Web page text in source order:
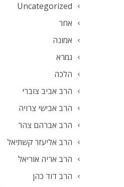
Uncategorized
אחר
אמונה
גמרא
הלכה
הרב אביב צוברי
הרב אבישי צרויה
הרב אברהם צהר
הרב אליעזר קשתיאל
הרב אריה אוריאל
הרב דוד כהן